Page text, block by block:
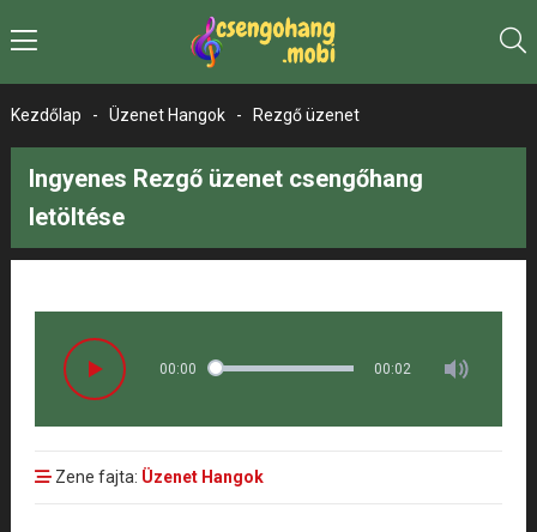
Kezdőlap - Üzenet Hangok - Rezgő üzenet
Ingyenes Rezgő üzenet csengőhang
letöltése
00:00 00:02
Zene fajta: Üzenet Hangok